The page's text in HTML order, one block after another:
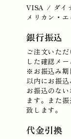
VISA / ダイ
メリカン・
銀行振込
ご注文いた
した確認メ
※お振込み期
以内にお振
お振込のな
ます。また
致します。
代金引換